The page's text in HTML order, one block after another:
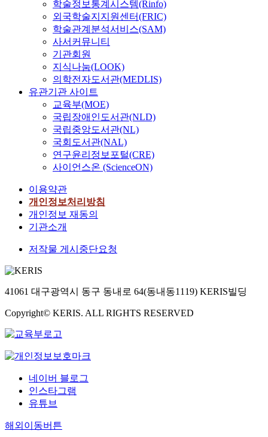
학술정보통계시스템(Rinfo)
외국학술지지원센터(FRIC)
학술관계분석서비스(SAM)
사서커뮤니티
기관회원
지식나눔(LOOK)
의학전자도서관(MEDLIS)
유관기관 사이트
교육부(MOE)
국립장애인도서관(NLD)
국립중앙도서관(NL)
국회도서관(NAL)
연구윤리정보포털(CRE)
사이언스온 (ScienceON)
이용약관
개인정보처리방침
개인정보 재동의
기관소개
저작물 게시중단요청
41061 대구광역시 동구 동내로 64(동내동1119) KERIS빌딩
Copyright© KERIS. ALL RIGHTS RESERVED
네이버 블로그
인스타그램
유튜브
해외이동버튼